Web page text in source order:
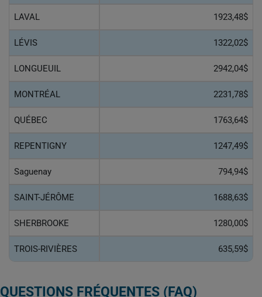
LAVAL 1923,48$
LÉVIS 1322,02$
LONGUEUIL 2942,04$
MONTRÉAL 2231,78$
QUÉBEC 1763,64$
REPENTIGNY 1247,49$
Saguenay 794,94$
SAINT-JÉRÔME 1688,63$
SHERBROOKE 1280,00$
TROIS-RIVIÈRES 635,59$
QUESTIONS FRÉQUENTES (FAQ)